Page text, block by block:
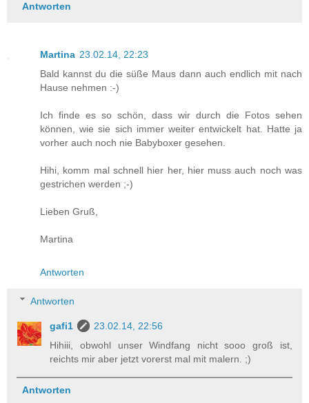
Antworten
Martina 23.02.14, 22:23
Bald kannst du die süße Maus dann auch endlich mit nach
Hause nehmen :-)
Ich finde es so schön, dass wir durch die Fotos sehen
können, wie sie sich immer weiter entwickelt hat. Hatte ja
vorher auch noch nie Babyboxer gesehen.
Hihi, komm mal schnell hier her, hier muss auch noch was
gestrichen werden ;-)
Lieben Gruß,
Martina
Antworten
Antworten
gafi1
23.02.14, 22:56
Hihiii, obwohl unser Windfang nicht sooo groß ist,
reichts mir aber jetzt vorerst mal mit malern. ;)
Antworten